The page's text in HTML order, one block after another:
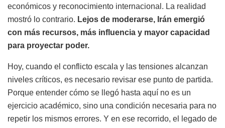
económicos y reconocimiento internacional. La realidad
mostró lo contrario. Lejos de moderarse, Irán emergió
con más recursos, más influencia y mayor capacidad
para proyectar poder.
Hoy, cuando el conflicto escala y las tensiones alcanzan
niveles críticos, es necesario revisar ese punto de partida.
Porque entender cómo se llegó hasta aquí no es un
ejercicio académico, sino una condición necesaria para no
repetir los mismos errores. Y en ese recorrido, el legado de